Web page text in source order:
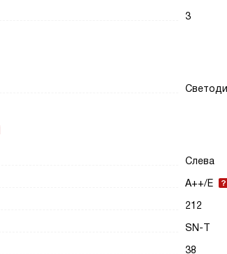
3
Слева
A++/E
212
SN-T
38